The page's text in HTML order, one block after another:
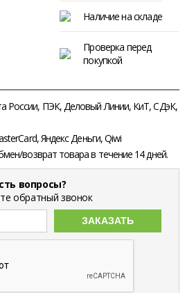
Наличие на складе
Проверка перед
покупкой
России, ПЭК, Деловый Линии, КиТ, СДэК,
Яндекс Деньги, Qiwi
возврат товара в течение 14 дней.
вопросы?
обратный звонок
ЗАКАЗАТЬ